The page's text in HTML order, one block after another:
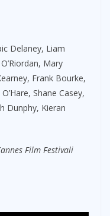
Delaney, Liam
Mary
Frank Bourke,
Shane Casey,
Dunphy, Kieran
Film Festivali